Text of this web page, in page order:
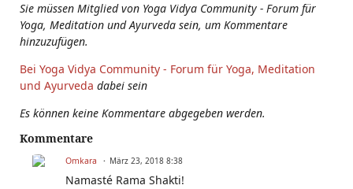
Sie müssen Mitglied von Yoga Vidya Community - Forum für
Yoga, Meditation und Ayurveda sein, um Kommentare
hinzuzufügen.
Bei Yoga Vidya Community - Forum für Yoga, Meditation
und Ayurveda dabei sein
Es können keine Kommentare abgegeben werden.
Kommentare
Omkara März 23, 2018 8:38
Namasté Rama Shakti!